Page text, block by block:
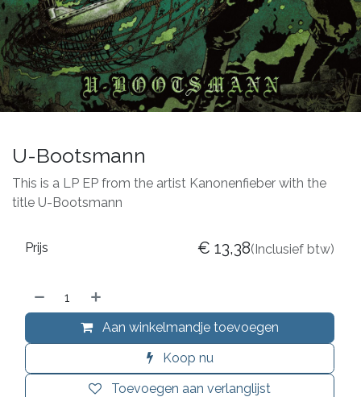
U-Bootsmann
This is a LP EP from the artist Kanonenfieber with the
title U-Bootsmann
Aan winkelmandje toevoegen
Koop nu
Toevoegen aan verlanglijst
Prijs € 13,38(Inclusief btw)